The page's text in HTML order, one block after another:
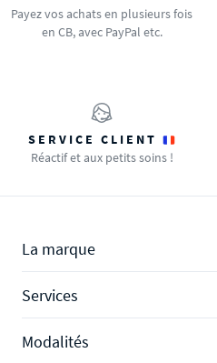
Payez vos achats en plusieurs fois
en CB, avec PayPal etc.
SERVICE CLIENT
Réactif et aux petits soins !
La marque
Services
Modalités